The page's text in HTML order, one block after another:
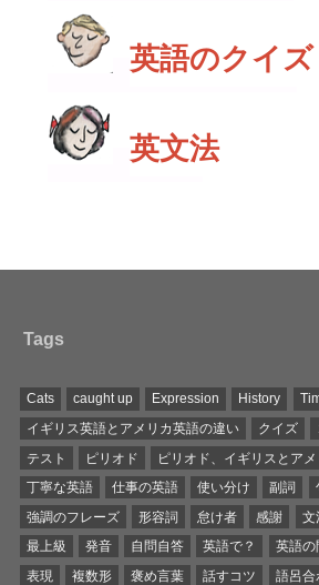
英語のクイズ
英文法
Tags
Cats caught up Expression History
イギリス英語とアメリカ英語の違い
クイズ
テスト
ピリオド
ピリオド、イギリスとア
丁寧な英語
仕事の英語 使い分け 副詞
強調のフレーズ
形容詞 怠け者 感謝 文
最上級
発音 自問自答 英語で？ 英語の
表現
複数形 褒め言葉 話すコツ 語呂合